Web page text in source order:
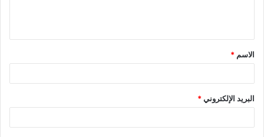
الاسم *
البريد الإلكتروني*